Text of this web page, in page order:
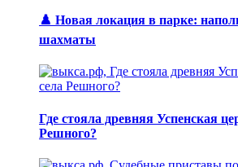
♟️ Новая локация в парке:
шахматы
Где стояла древняя Успенская
Решного?